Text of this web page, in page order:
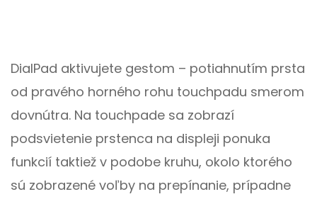
DialPad aktivujete gestom – potiahnutím prsta
od pravého horného rohu touchpadu smerom
dovnútra. Na touchpade sa zobrazí
podsvietenie prstenca na displeji ponuka
funkcií taktiež v podobe kruhu, okolo ktorého
sú zobrazené voľby na prepínanie, prípadne